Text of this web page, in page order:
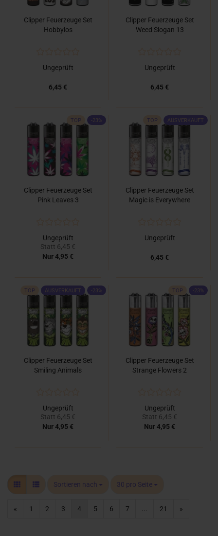
Clipper Feuerzeuge Set
Hobbylos
Ungeprüft
6,45 €
Clipper Feuerzeuge Set
Weed Slogan 13
Ungeprüft
6,45 €
TOP -23%
Clipper Feuerzeuge Set
Pink Leaves 3
Ungeprüft
Statt 6,45 €
Nur 4,95 €
TOP AUSVERKAUFT
Clipper Feuerzeuge Set
Magic is Everywhere
Ungeprüft
6,45 €
TOP AUSVERKAUFT -23%
Clipper Feuerzeuge Set
Smiling Animals
Ungeprüft
Statt 6,45 €
Nur 4,95 €
TOP -23%
Clipper Feuerzeuge Set
Strange Flowers 2
Ungeprüft
Statt 6,45 €
Nur 4,95 €
Sortieren nach
Sortieren nach 30 pro Seite
pro Seite
« 1 2 3 4 5 6 7 21 »